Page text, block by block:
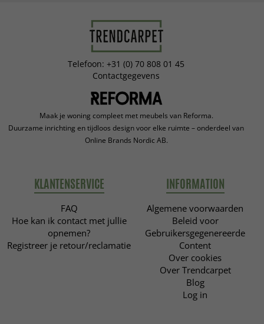
Telefoon: +31 (0) 70 808 01 45
Contactgegevens
Maak je woning compleet met meubels van Reforma.
Duurzame inrichting en tijdloos design voor elke ruimte – onderdeel van
Online Brands Nordic AB.
KLANTENSERVICE
FAQ
Hoe kan ik contact met jullie
opnemen?
Registreer je retour/reclamatie
INFORMATION
Algemene voorwaarden
Beleid voor
Gebruikersgegenereerde
Content
Over cookies
Over Trendcarpet
Blog
Log in